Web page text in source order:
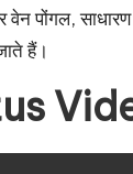
वेन पोंगल,
हैं।